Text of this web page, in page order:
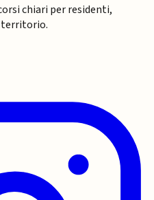
chiari per residenti,
territorio.